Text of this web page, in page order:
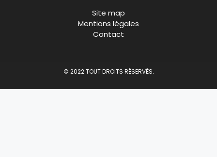
Site map
Mentions légales
Contact
© 2022 TOUT DROITS RÉSERVÉS.